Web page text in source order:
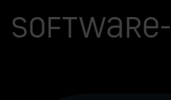
Software-